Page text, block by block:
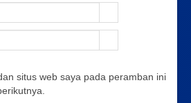
situs web saya pada peramban ini